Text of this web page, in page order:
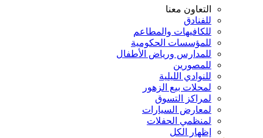
التعاون معنا
للفنادق
للكافيهات والمطاعم
للمؤسسات الحكومية
للمدارس ورياض الأطفال
للمصورين
للنوادي الليلية
لمحلات بيع الزهور
لمراكز التسوق
لمعارض السيارات
لمنظمي الحفلات
إظهار الكل